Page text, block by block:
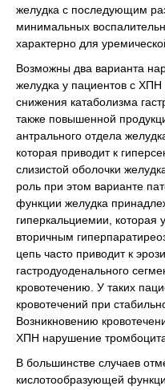
желудка с последующим
минимальных
характерно для
Возможны два варианта
желудка у пациентов с
снижения катаболизма
также повышенной
антрального отдела
которая приводит к
слизистой оболочки
роль при этом варианте
функции желудка
гиперкальциемии, которая
вторичным
цепь часто приводит к
гастродуоденального
кровотечению. У таких
кровотечений при
Возникновению
ХПН нарушение
В большинстве случаев
кислотообразующей